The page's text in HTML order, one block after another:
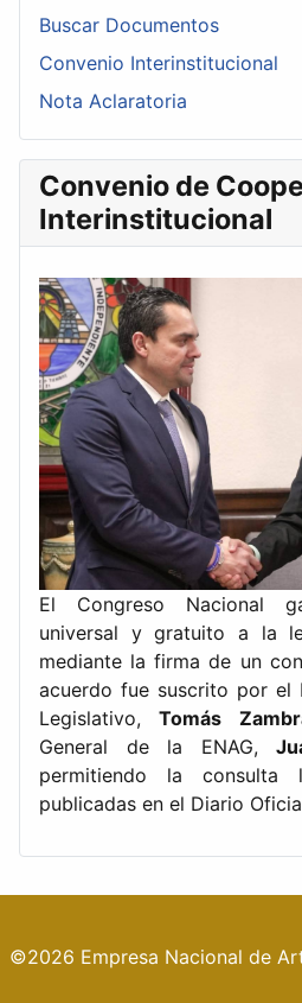
Buscar Documentos
Convenio Interinstitucional
Nota Aclaratoria
Convenio de
Interinstitucional
El Congreso Nacional
universal y gratuito a la
mediante la firma de un
acuerdo fue suscrito por el
Legislativo,Tomás
General de la ENAG,
permitiendo la
publicadas en el Diario
©2026 Empresa Nacional de